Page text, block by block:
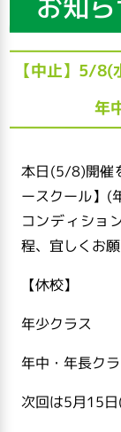
【中止】5/8(
年
本日(5/8)開催
ースクール】(
コンディショ
程、宜しくお願
【休校】
年少クラス
年中・年長ク
次回は5月15日